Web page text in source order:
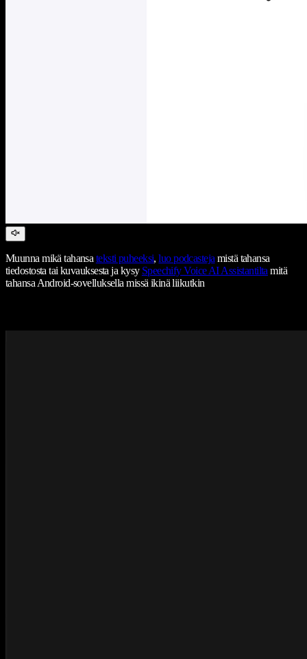
Muunna mikä tahansateksti puheeksi,luo podcastejamistä tahansa
tiedostosta tai kuvauksesta ja kysy Speechify Voice AI Assistantiltamitä
tahansa Android-sovelluksella missä ikinä liikutkin